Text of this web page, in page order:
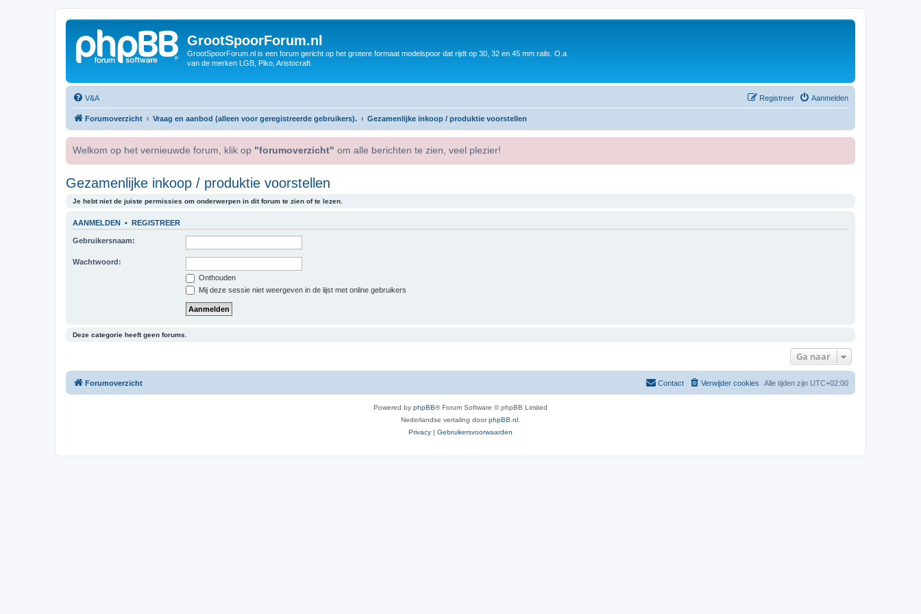
GrootSpoorForum.nl
GrootSpoorForum.nl is een forum gericht op het grotere formaat modelspoor dat rijdt op 30, 32 en 45 mm rails. O.a
van de merken LGB, Piko, Aristocraft.
V&A Aanmelden
Registreer
Forumoverzicht Vraag en aanbod (alleen voor geregistreerde gebruikers). Gezamenlijke inkoop / produktie voorstellen
Welkom op het vernieuwde forum, klik op "forumoverzicht" om alle berichten te zien, veel plezier!
Gezamenlijke inkoop / produktie voorstellen
Je hebt niet de juiste permissies om onderwerpen in dit forum te zien of te lezen.
AANMELDEN • REGISTREER
Gebruikersnaam:
Wachtwoord:
Onthouden
Mij deze sessie niet weergeven in de lijst met online gebruikers
Deze categorie heeft geen forums.
Ga naar
Forumoverzicht Alle tijden zijn UTC+02:00
Verwijder cookies
Contact
Powered by phpBB® Forum Software © phpBB Limited
Nederlandse vertaling doorphpBB.nl.
Privacy | Gebruikersvoorwaarden